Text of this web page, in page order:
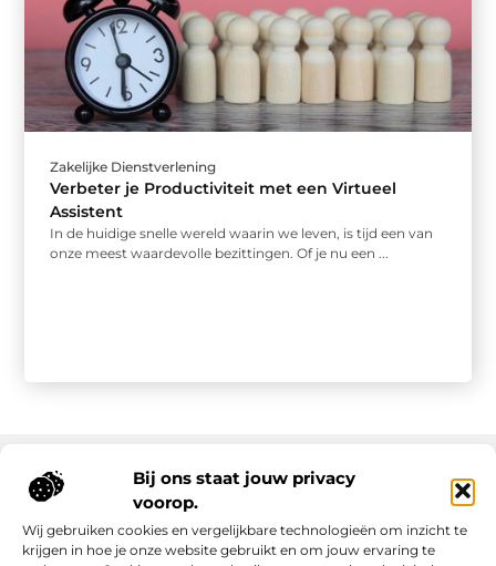
Bij ons staat jouw privacy
voorop.
Wij gebruiken cookies en vergelijkbare technologieën om inzicht te
krijgen in hoe je onze website gebruikt en om jouw ervaring te
Zakelijke Dienstverlening
Verbeter je Productiviteit met een Virtueel
Assistent
In de huidige snelle wereld waarin we leven, is tijd een van
onze meest waardevolle bezittingen. Of je nu een ...
Onze informatie